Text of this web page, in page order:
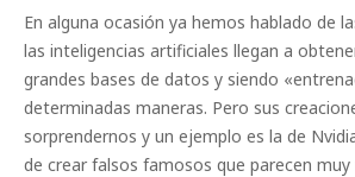
En alguna ocasión ya hemos hablado de
las inteligencias artificiales llegan a
grandes bases de datos y siendo
determinadas maneras. Pero sus
sorprendernos y un ejemplo es la de
de crear falsos famosos que parecen muy